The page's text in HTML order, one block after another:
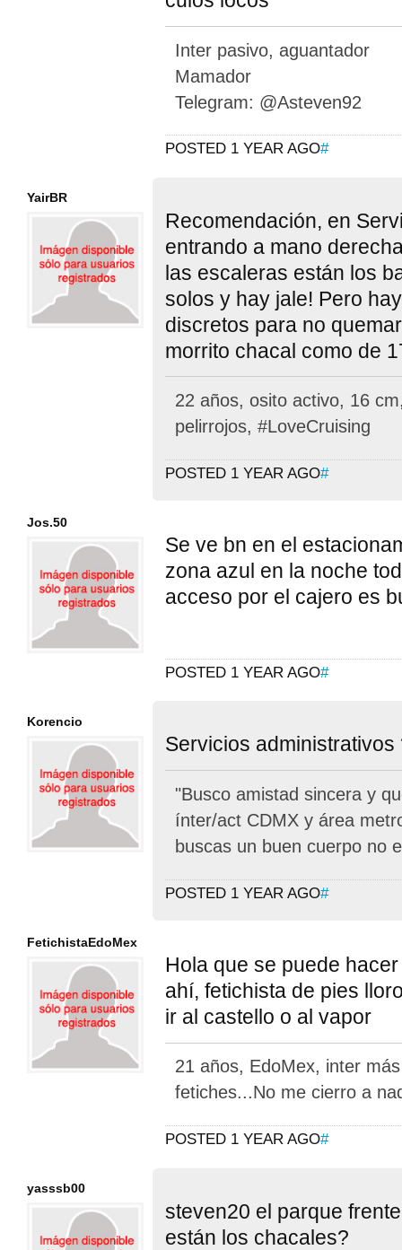
Inter pasivo, aguantador
Mamador
Telegram: @Asteven92
POSTED 1 YEAR AGO#
YairBR
Recomendación, en
entrando a mano
las escaleras están los
solos y hay jale! Pero
discretos para no
morrito chacal como de
22 años, osito activo, 16
pelirrojos, #LoveCruising
POSTED 1 YEAR AGO#
Jos.50
Se ve bn en el
zona azul en la noche
acceso por el cajero es
POSTED 1 YEAR AGO#
Korencio
Servicios administrativos
"Busco amistad sincera y
ínter/act CDMX y área
buscas un buen cuerpo no
POSTED 1 YEAR AGO#
FetichistaEdoMex
Hola que se puede
ahí, fetichista de pies
ir al castello o al vapor
21 años, EdoMex, inter
fetiches...No me cierro a
POSTED 1 YEAR AGO#
yasssb00
steven20 el parque
están los chacales?